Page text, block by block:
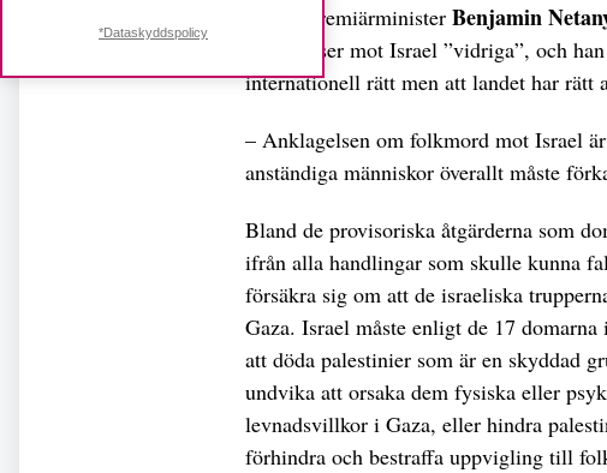
Israels premiärminister Benjamin
anklagelser mot Israel ”vidriga”, och
internationell rätt men att landet har rätt
– Anklagelsen om folkmord mot Israel
anständiga människor överallt måste
Bland de provisoriska åtgärderna som
ifrån alla handlingar som skulle kunna
försäkra sig om att de israeliska
Gaza. Israel måste enligt de 17
att döda palestinier som är en skyddad
undvika att orsaka dem fysiska eller
levnadsvillkor i Gaza, eller hindra
förhindra och bestraffa uppvigling till
*Dataskyddspolicy